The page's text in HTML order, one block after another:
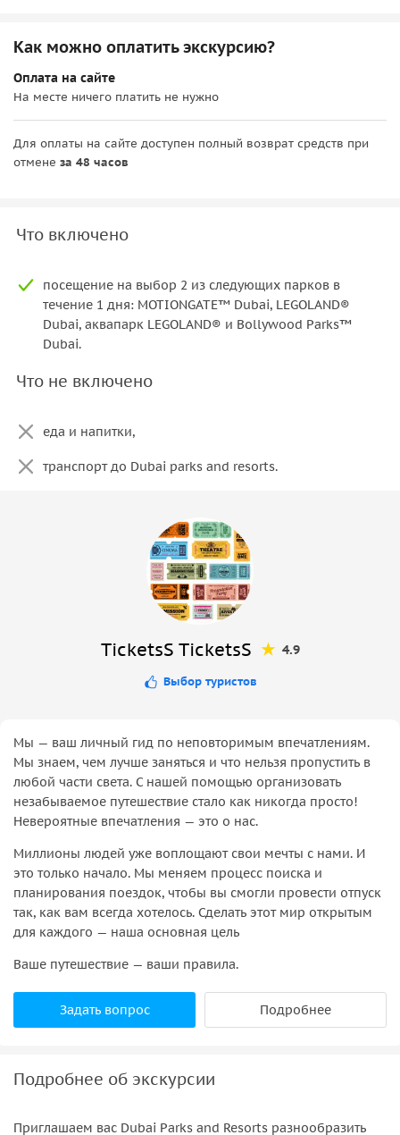
Как можно оплатить экскурсию?
Оплата на сайте
На месте ничего платить не нужно
Для оплаты на сайте доступен полный возврат средств при
отмене за 48 часов
Что включено
посещение на выбор 2 из следующих парков в
течение 1 дня: MOTIONGATE™ Dubai, LEGOLAND®
Dubai, аквапарк LEGOLAND® и Bollywood Parks™
Dubai.
Что не включено
еда и напитки,
транспорт до Dubai parks and resorts.
TicketsS TicketsS 4.9
Выбор туристов
Мы — ваш личный гид по неповторимым впечатлениям.
Мы знаем, чем лучше заняться и что нельзя пропустить в
любой части света. С нашей помощью организовать
незабываемое путешествие стало как никогда просто!
Невероятные впечатления — это о нас.
Миллионы людей уже воплощают свои мечты с нами. И
это только начало. Мы меняем процесс поиска и
планирования поездок, чтобы вы смогли провести отпуск
так, как вам всегда хотелось. Сделать этот мир открытым
для каждого — наша основная цель
Ваше путешествие — ваши правила.
Задать вопрос Подробнее
Подробнее об экскурсии
Приглашаем вас Dubai Parks and Resorts разнообразить